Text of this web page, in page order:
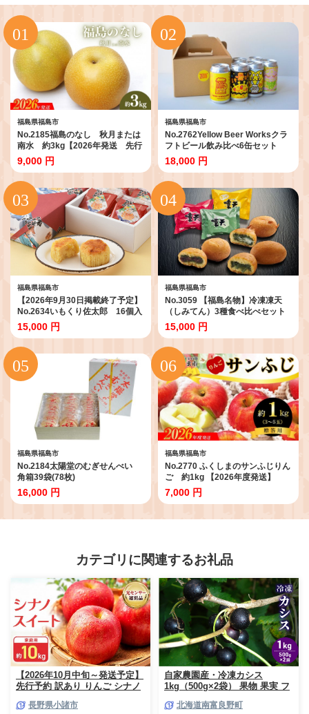
福島県福島市
No.2185福島のなし 秋月または
南水 約3kg【2026年発送 先行
予約】
9,000 円
福島県福島市
No.2762Yellow Beer Worksクラ
フトビール飲み比べ6缶セット
18,000 円
福島県福島市
【2026年9月30日掲載終了予定】
No.2634いもくり佐太郎 16個入
15,000 円
福島県福島市
No.3059 【福島名物】冷凍凍天
（しみてん）3種食べ比べセット
10個入
15,000 円
福島県福島市
No.2184太陽堂のむぎせんべい
角箱39袋(78枚)
16,000 円
福島県福島市
No.2770 ふくしまのサンふじりん
ご 約1kg 【2026年度発送】
No.2419_2431_2770_2771_277
2_2773
7,000 円
カテゴリに関連するお礼品
【2026年10月中旬～発送予定】
先行予約 訳あり りんご シナノ
庭用 フルーツ 果物 甘い 訳あり
長野県小諸市
自家農園産・冷凍カシス
1kg（500g×2袋） 果物 果実 フ
北海道南富良野町